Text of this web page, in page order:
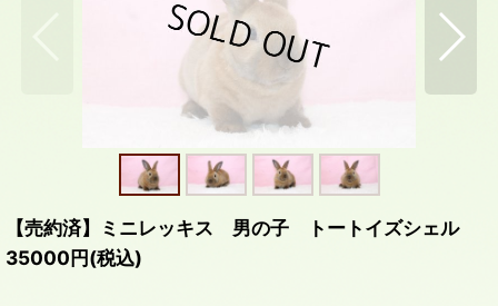
【売約済】ミニレッキス 男の子 トートイズシェル
35000円(税込)